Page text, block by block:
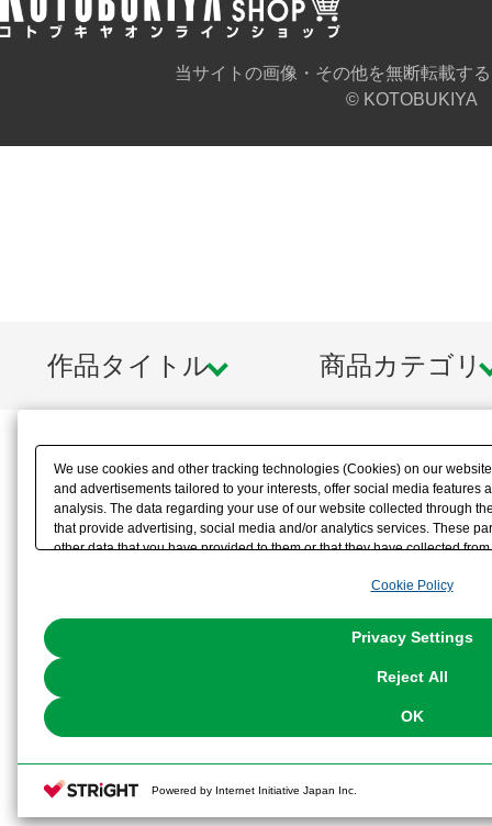
当サイトの画像・その他を無断転載す
© KOTOBUKIYA
作品タイトル 商品カテゴリ
We use cookies and other tracking technologies (Cookies) on our
and advertisements tailored to your interests, offer social media features
analysis. The data regarding your use of our website collected through
that provide advertising, social media and/or analytics services. These
other data that you have provided to them or that they have collected
the use of all Cookies except for Strictly Necessary Cookies, please
You can change your consent or rejection settings at any time via
Cookie Policy
Privacy Settings
Reject All
OK
Powered by Internet Initiative Japan Inc.